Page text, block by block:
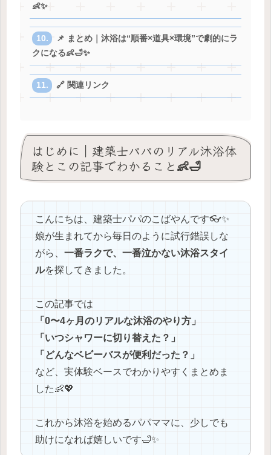
👶✨
📌 まとめ｜沐浴は“順番×道具×環境”で劇的にラ
クになる👶🛁✨
🔗 関連リンク
はじめに｜建築士パパのリアル沐浴体
験とこの記事でわかること👶🛁
こんにちは、建築士パパのこばやんです👓✨
娘が生まれてから毎日のように試行錯誤しな
がら、 一番ラクで、一番泣かない沐浴スタイ
ルを探してきました。
この記事では
「0〜4ヶ月のリアルな沐浴のやり方」
「いつシャワーに切り替えた？」
「どんなベビーバスが便利だった？」
など、実体験ベースでわかりやすくまとめま
した👶💖
これから沐浴を始めるパパママに、少しでも
助けになれば嬉しいです🛁✨